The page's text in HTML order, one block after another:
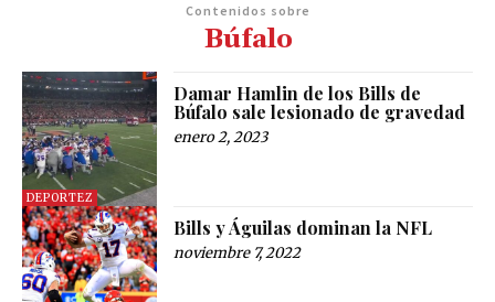
Contenidos sobre
Búfalo
DEPORTEZ
Damar Hamlin de los Bills de
Búfalo sale lesionado de gravedad
enero 2, 2023
Bills y Águilas dominan la NFL
noviembre 7, 2022